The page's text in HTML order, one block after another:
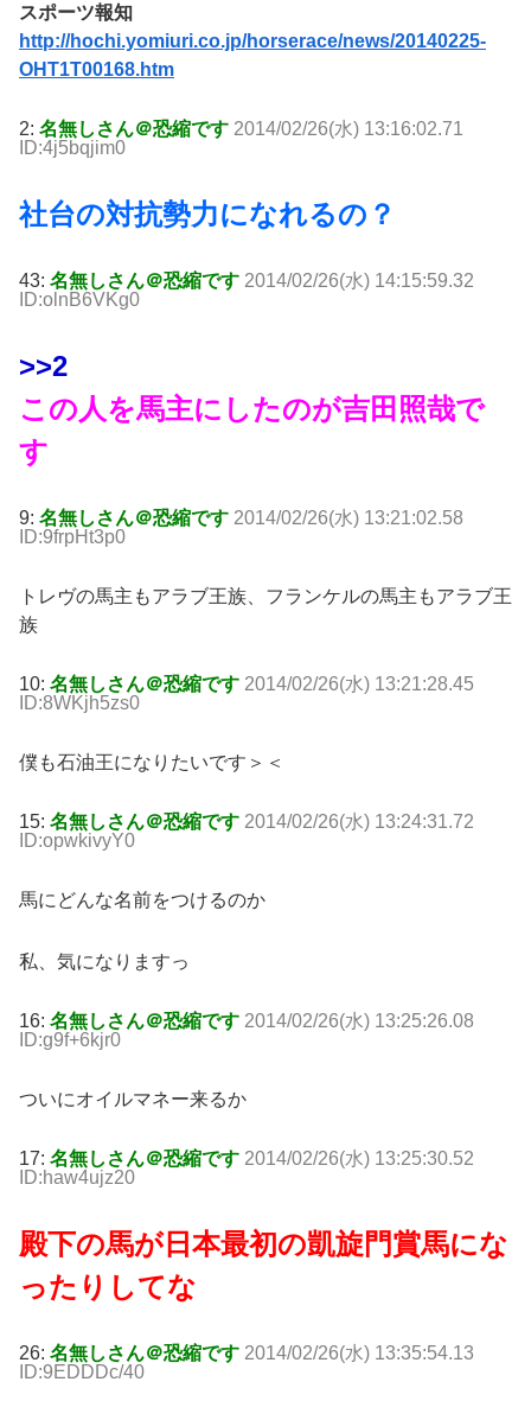
スポーツ報知
http://hochi.yomiuri.co.jp/horserace/news/20140225-
OHT1T00168.htm
2: 名無しさん＠恐縮です 2014/02/26(水) 13:16:02.71
ID:4j5bqjim0
社台の対抗勢力になれるの？
43: 名無しさん＠恐縮です 2014/02/26(水) 14:15:59.32
ID:olnB6VKg0
>>2
この人を馬主にしたのが吉田照哉で
す
9: 名無しさん＠恐縮です 2014/02/26(水) 13:21:02.58
ID:9frpHt3p0
トレヴの馬主もアラブ王族、フランケルの馬主もアラブ王
族
10: 名無しさん＠恐縮です 2014/02/26(水) 13:21:28.45
ID:8WKjh5zs0
僕も石油王になりたいです＞＜
15: 名無しさん＠恐縮です 2014/02/26(水) 13:24:31.72
ID:opwkivyY0
馬にどんな名前をつけるのか
私、気になりますっ
16: 名無しさん＠恐縮です 2014/02/26(水) 13:25:26.08
ID:g9f+6kjr0
ついにオイルマネー来るか
17: 名無しさん＠恐縮です 2014/02/26(水) 13:25:30.52
ID:haw4ujz20
殿下の馬が日本最初の凱旋門賞馬にな
ったりしてな
26: 名無しさん＠恐縮です 2014/02/26(水) 13:35:54.13
ID:9EDDDc/40